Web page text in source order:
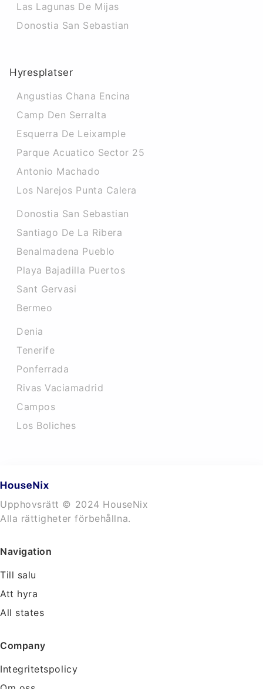
Las Lagunas De Mijas
Donostia San Sebastian
Hyresplatser
Angustias Chana Encina
Camp Den Serralta
Esquerra De Leixample
Parque Acuatico Sector 25
Antonio Machado
Los Narejos Punta Calera
Donostia San Sebastian
Santiago De La Ribera
Benalmadena Pueblo
Playa Bajadilla Puertos
Sant Gervasi
Bermeo
Denia
Tenerife
Ponferrada
Rivas Vaciamadrid
Campos
Los Boliches
Upphovsrätt © 2024 HouseNix
Alla rättigheter förbehållna.
Navigation
Till salu
Att hyra
All states
Company
Integritetspolicy